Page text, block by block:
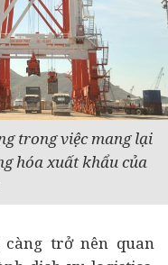
trong việc mang lại
hóa xuất khẩu của
trở nên quan